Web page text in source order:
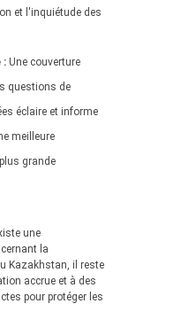
et l'inquiétude des
: Une couverture
questions de
éclaire et informe
meilleure
grande
une
la
Kazakhstan, il reste
accrue et à des
pour protéger les